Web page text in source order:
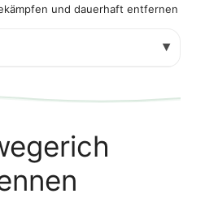
und dauerhaft entfernen